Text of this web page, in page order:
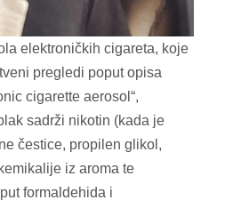
elektroničkih cigareta, koje
pregledi poput opisa
cigarette aerosol“,
sadrži nikotin (kada je
čestice, propilen glikol,
iz aroma te
formaldehida i